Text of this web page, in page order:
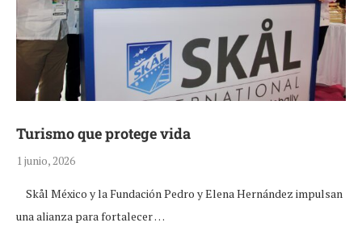
Turismo que protege vida
1 junio, 2026
Skål México y la Fundación Pedro y Elena Hernández impulsan
una alianza para fortalecer …